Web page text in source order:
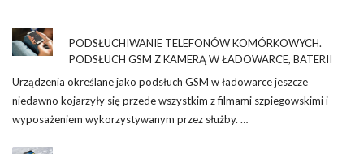
PODSŁUCHIWANIE TELEFONÓW KOMÓRKOWYCH.
PODSŁUCH GSM Z KAMERĄ W ŁADOWARCE, BATERII
Urządzenia określane jako podsłuch GSM w ładowarce jeszcze
niedawno kojarzyły się przede wszystkim z filmami szpiegowskimi i
wyposażeniem wykorzystywanym przez służby. …